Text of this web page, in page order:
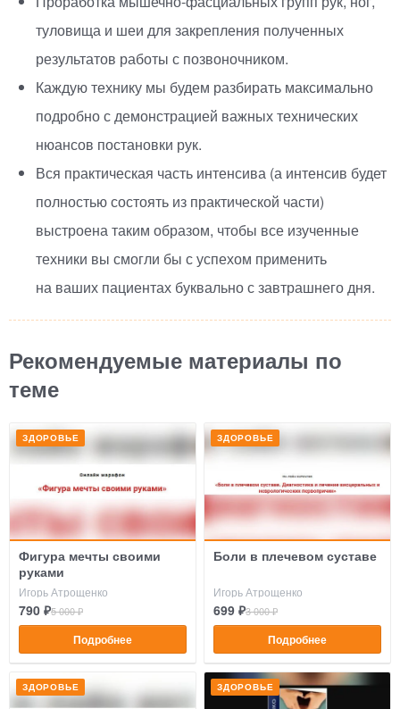
туловища и шеи для закрепления полученных
результатов работы с позвоночником.
Каждую технику мы будем разбирать максимально
подробно с демонстрацией важных технических
нюансов постановки рук.
Вся практическая часть интенсива (а интенсив будет
полностью состоять из практической части)
выстроена таким образом, чтобы все изученные
техники вы смогли бы с успехом применить
на ваших пациентах буквально с завтрашнего дня.
Рекомендуемые материалы по
теме
ЗДОРОВЬЕ
Фигура мечты своими
руками
Игорь Атрощенко
790 ₽5 000 ₽
Подробнее
ЗДОРОВЬЕ
Боли в плечевом суставе
Игорь Атрощенко
699 ₽3 000 ₽
Подробнее
ЗДОРОВЬЕ ЗДОРОВЬЕ